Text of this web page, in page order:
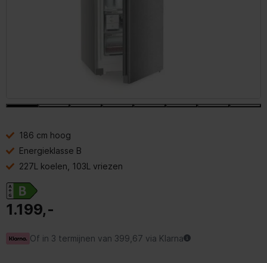
186 cm hoog
Energieklasse B
227L koelen, 103L vriezen
1.199,-
Of in 3 termijnen van 399,67 via Klarna